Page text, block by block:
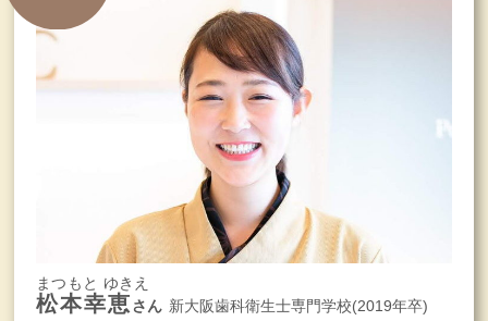
まつもと ゆきえ
松本幸恵 さん 新大阪歯科衛生士専門学校(2019年卒)